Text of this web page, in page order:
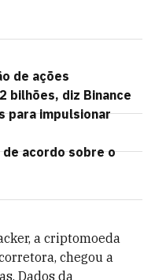
de ações
bilhões, diz Binance
para impulsionar
acordo sobre o
a criptomoeda
chegou a
Dados da